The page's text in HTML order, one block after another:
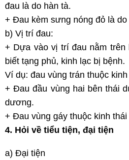
đau là do hàn tà.
+ Đau kèm sưng nóng đỏ là do
b) Vị trí đau:
+ Dựa vào vị trí đau nằm trên
biết tạng phủ, kinh lạc bị bệnh.
Ví dụ: đau vùng trán thuộc
+ Đau đầu vùng hai bên thái
dương.
+ Đau vùng gáy thuộc kinh
4. Hỏi về tiểu tiện, đại tiện
a) Đại tiện